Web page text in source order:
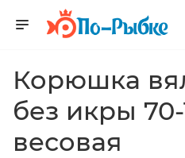
Корюшка
без икры
весовая